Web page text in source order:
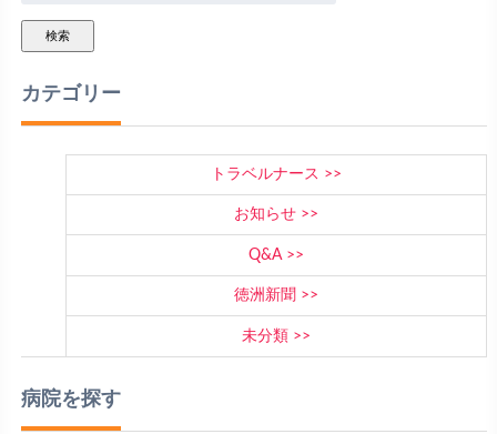
検索
カテゴリー
トラベルナース
お知らせ
Q&A
徳洲新聞
未分類
病院を探す